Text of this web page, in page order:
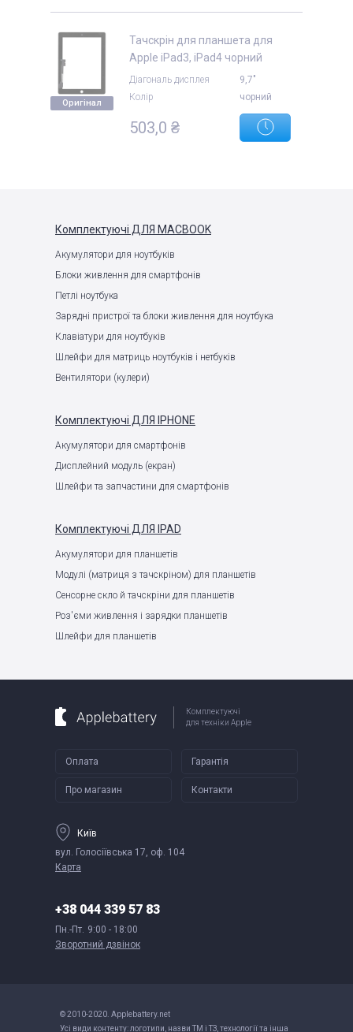
Оригінал
Тачскрін для планшета для
Apple iPad3, iPad4 чорний
Діагональ дисплея
9,7"
Колір
чорний
503,0 ₴
Комплектуючі ДЛЯ MACBOOK
Акумулятори для ноутбуків
Блоки живлення для смартфонів
Петлі ноутбука
Зарядні пристрої та блоки живлення для ноутбука
Клавіатури для ноутбуків
Шлейфи для матриць ноутбуків і нетбуків
Вентилятори (кулери)
Комплектуючі ДЛЯ IPHONE
Акумулятори для смартфонів
Дисплейний модуль (екран)
Шлейфи та запчастини для смартфонів
Комплектуючі ДЛЯ IPAD
Акумулятори для планшетів
Модулі (матриця з тачскріном) для планшетів
Сенсорне скло й тачскріни для планшетів
Роз'єми живлення і зарядки планшетів
Шлейфи для планшетів
Комплектуючі
для техніки Apple
Оплата Гарантія
Про магазин Контакти
Київ
вул. Голосіївська 17, оф. 104
Карта
+38 044 339 57 83
Пн.-Пт. 9:00 - 18:00
Зворотний дзвінок
© 2010-2020. Applebattery.net
Усі види контенту: логотипи, назви ТМ і ТЗ, технології та інша